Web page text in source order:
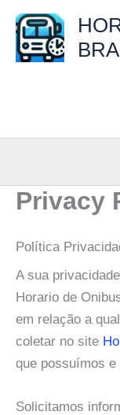
para
Privacy
Política
A sua
Horario de
em relação a
coletar no site
que possuímos e
Solicitamos